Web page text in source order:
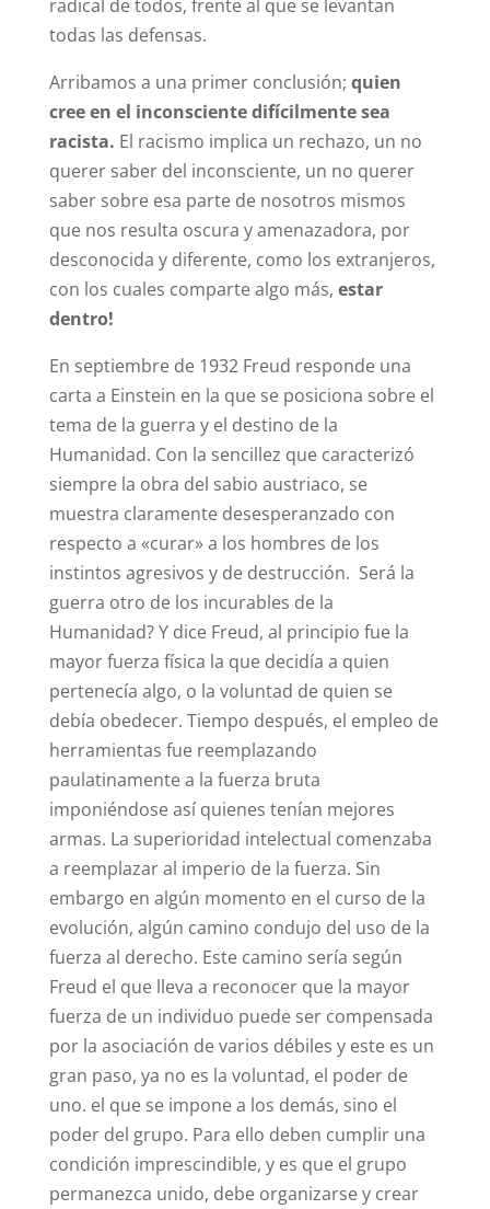
radical de todos, frente al que se levantan
todas las defensas.
Arribamos a una primer conclusión; quien
cree en el inconsciente difícilmente sea
racista. El racismo implica un rechazo, un no
querer saber del inconsciente, un no querer
saber sobre esa parte de nosotros mismos
que nos resulta oscura y amenazadora, por
desconocida y diferente, como los extranjeros,
con los cuales comparte algo más, estar
dentro!
En septiembre de 1932 Freud responde una
carta a Einstein en la que se posiciona sobre el
tema de la guerra y el destino de la
Humanidad. Con la sencillez que caracterizó
siempre la obra del sabio austriaco, se
muestra claramente desesperanzado con
respecto a «curar» a los hombres de los
instintos agresivos y de destrucción. Será la
guerra otro de los incurables de la
Humanidad? Y dice Freud, al principio fue la
mayor fuerza física la que decidía a quien
pertenecía algo, o la voluntad de quien se
debía obedecer. Tiempo después, el empleo de
herramientas fue reemplazando
paulatinamente a la fuerza bruta
imponiéndose así quienes tenían mejores
armas. La superioridad intelectual comenzaba
a reemplazar al imperio de la fuerza. Sin
embargo en algún momento en el curso de la
evolución, algún camino condujo del uso de la
fuerza al derecho. Este camino sería según
Freud el que lleva a reconocer que la mayor
fuerza de un individuo puede ser compensada
por la asociación de varios débiles y este es un
gran paso, ya no es la voluntad, el poder de
uno. el que se impone a los demás, sino el
poder del grupo. Para ello deben cumplir una
condición imprescindible, y es que el grupo
permanezca unido, debe organizarse y crear